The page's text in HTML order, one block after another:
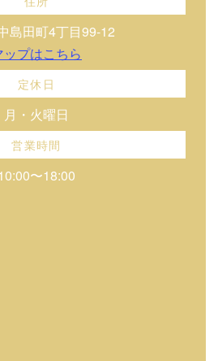
島田町4丁目99-12
ップはこちら
定休日
月・火曜日
営業時間
〜18:00